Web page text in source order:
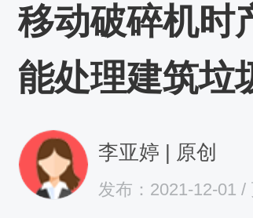
移动破碎机时
能处理建筑垃
李亚婷 | 原创
发布：2021-12-01 /